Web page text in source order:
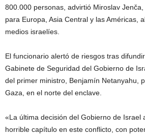
800.000 personas, advirtió Miroslav
para Europa, Asia Central y las Américas,
medios israelíes.
El funcionario alertó de riesgos tras
Gabinete de Seguridad del Gobierno de
del primer ministro, Benjamín Netanyahu,
Gaza, en el norte del enclave.
«La última decisión del Gobierno de Israel
horrible capítulo en este conflicto, con